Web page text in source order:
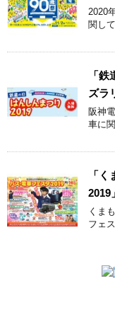
2020
関し
「
ズラ
阪神
車に
「
2019
くま
フェ